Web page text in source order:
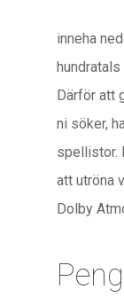
inneha
Därför att
ni söker,
spellistor.
att utröna
Dolby